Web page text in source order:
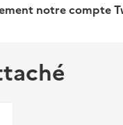
notre compte